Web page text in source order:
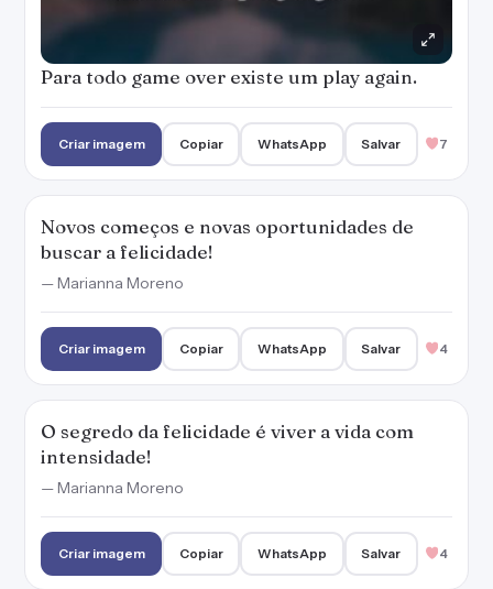
Para todo game over existe um play again.
Criar imagem Copiar WhatsApp Salvar 7
Novos começos e novas oportunidades de
buscar a felicidade!
— Marianna Moreno
Criar imagem Copiar WhatsApp Salvar 4
O segredo da felicidade é viver a vida com
intensidade!
— Marianna Moreno
Criar imagem Copiar WhatsApp Salvar 4